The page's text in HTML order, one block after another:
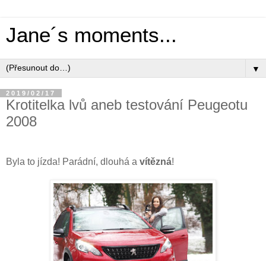
Jane´s moments...
▼
2019/02/17
Krotitelka lvů aneb testování Peugeotu
2008
Byla to jízda! Parádní, dlouhá a vítězná!